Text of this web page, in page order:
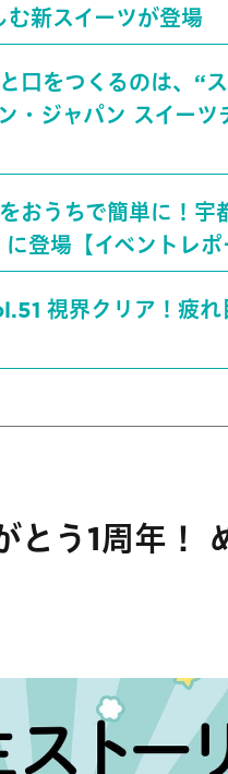
新スイーツが登場
口をつくるのは、“
・ジャパン スイーツ
おうちで簡単に！宇
登場【イベントレ
視界クリア！疲れ
とう1周年！